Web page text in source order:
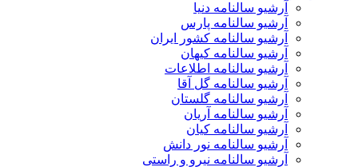
آرشیو سالنامه دنیا
آرشیو سالنامه پارس
آرشیو سالنامه کشور ایران
آرشیو سالنامه کیهان
آرشیو سالنامه اطلاعات
آرشیو سالنامه گل آقا
آرشیو سالنامه گلستان
آرشیو سالنامه آریان
آرشیو سالنامه کیان
آرشیو سالنامه نور دانش
آرشیو سالنامه نیرو و راستی